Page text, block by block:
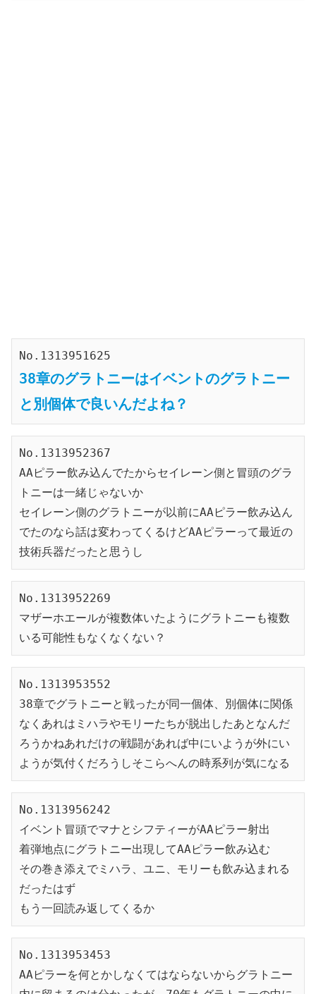
No.1313951625
38章のグラトニーはイベントのグラトニー
と別個体で良いんだよね？
No.1313952367
AAピラー飲み込んでたからセイレーン側と冒頭のグラ
トニーは一緒じゃないか
セイレーン側のグラトニーが以前にAAピラー飲み込ん
でたのなら話は変わってくるけどAAピラーって最近の
技術兵器だったと思うし
No.1313952269
マザーホエールが複数体いたようにグラトニーも複数
いる可能性もなくなくない？
No.1313953552
38章でグラトニーと戦ったが同一個体、別個体に関係
なくあれはミハラやモリーたちが脱出したあとなんだ
ろうかねあれだけの戦闘があれば中にいようが外にい
ようが気付くだろうしそこらへんの時系列が気になる
No.1313956242
イベント冒頭でマナとシフティーがAAピラー射出
着弾地点にグラトニー出現してAAピラー飲み込む
その巻き添えでミハラ、ユニ、モリーも飲み込まれる
だったはず
もう一回読み返してくるか
No.1313953453
AAピラーを何とかしなくてはならないからグラトニー